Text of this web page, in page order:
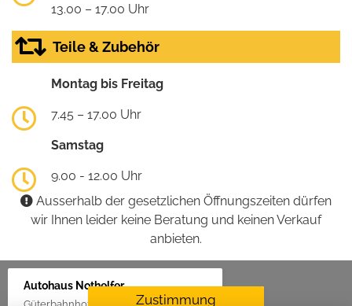
13.00 – 17.00 Uhr
Teile & Zubehör
Montag bis Freitag
7.45 – 17.00 Uhr
Samstag
9.00 - 12.00 Uhr
Ausserhalb der gesetzlichen Öffnungszeiten dürfen
wir Ihnen leider keine Beratung und keinen Verkauf
anbieten.
Autohaus Nothelfer
Zustimmung